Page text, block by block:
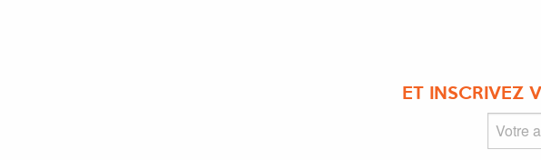
ET INSCRIVEZ